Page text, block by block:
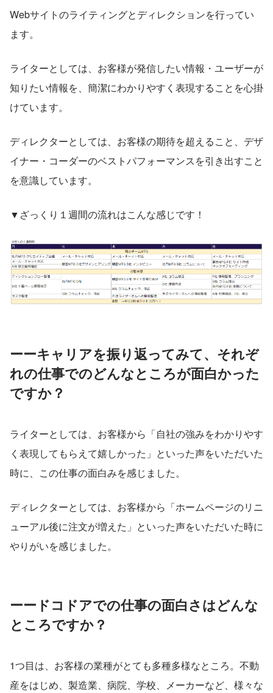
Webサイトのライティングとディレクションを行ってい
ます。
ライターとしては、お客様が発信したい情報・ユーザーが
知りたい情報を、簡潔にわかりやすく表現することを心掛
けています。
ディレクターとしては、お客様の期待を超えること、デザ
イナー・コーダーのベストパフォーマンスを引き出すこと
を意識しています。
▼ざっくり１週間の流れはこんな感じです！
ーーキャリアを振り返ってみて、それぞ
れの仕事でのどんなところが面白かった
ですか？
ライターとしては、お客様から「自社の強みをわかりやす
く表現してもらえて嬉しかった」といった声をいただいた
時に、この仕事の面白みを感じました。
ディレクターとしては、お客様から「ホームページのリニ
ューアル後に注文が増えた」といった声をいただいた時に
やりがいを感じました。
ーードコドアでの仕事の面白さはどんな
ところですか？
1つ目は、お客様の業種がとても多種多様なところ。不動
産をはじめ、製造業、病院、学校、メーカーなど、様々な